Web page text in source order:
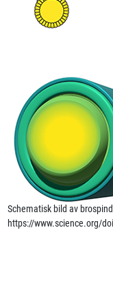
Schematisk bild av
https://www.science.org/